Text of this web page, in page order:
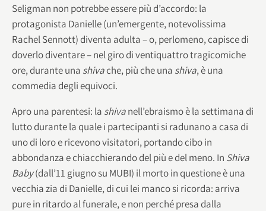
Seligman non potrebbe essere più d’accordo: la
protagonista Danielle (un’emergente, notevolissima
Rachel Sennott) diventa adulta – o, perlomeno, capisce di
doverlo diventare – nel giro di ventiquattro tragicomiche
ore, durante una shivache, più che una shiva, è una
commedia degli equivoci.
Apro una parentesi: la shivanell’ebraismo è la settimana di
lutto durante la quale i partecipanti si radunano a casa di
uno di loro e ricevono visitatori, portando cibo in
abbondanza e chiacchierando del più e del meno. In Shiva
Baby(dall’11 giugno su MUBI) il morto in questione è una
vecchia zia di Danielle, di cui lei manco si ricorda: arriva
pure in ritardo al funerale, e non perché presa dalla